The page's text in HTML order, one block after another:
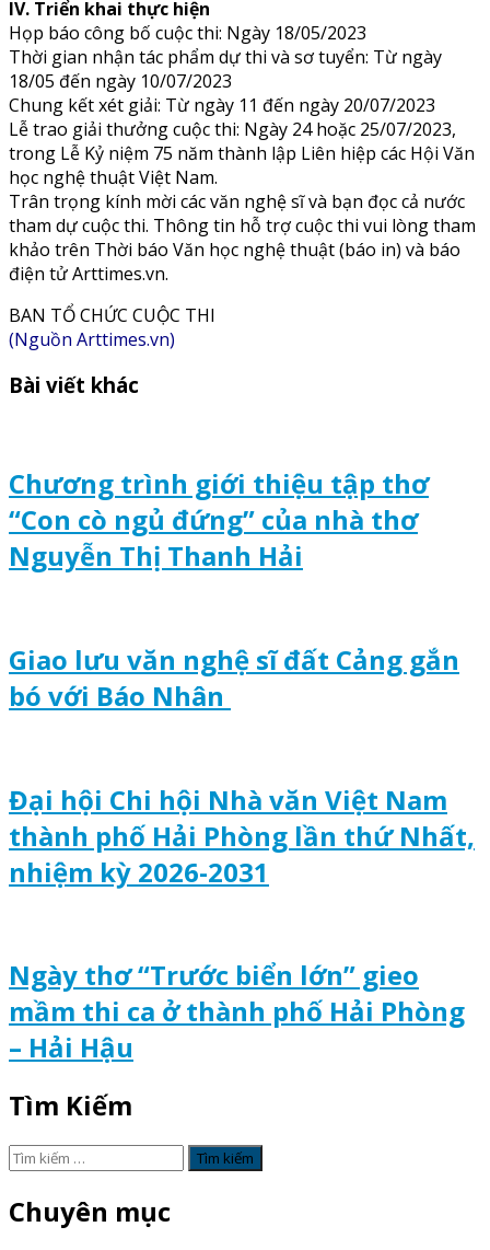
IV. Triển khai thực hiện
Họp báo công bố cuộc thi: Ngày 18/05/2023
Thời gian nhận tác phẩm dự thi và sơ tuyển: Từ ngày
18/05 đến ngày 10/07/2023
Chung kết xét giải: Từ ngày 11 đến ngày 20/07/2023
Lễ trao giải thưởng cuộc thi: Ngày 24 hoặc 25/07/2023,
trong Lễ Kỷ niệm 75 năm thành lập Liên hiệp các Hội Văn
học nghệ thuật Việt Nam.
Trân trọng kính mời các văn nghệ sĩ và bạn đọc cả nước
tham dự cuộc thi. Thông tin hỗ trợ cuộc thi vui lòng tham
khảo trên Thời báo Văn học nghệ thuật (báo in) và báo
điện tử Arttimes.vn.
BAN TỔ CHỨC CUỘC THI
(Nguồn Arttimes.vn)
Bài viết khác
Chương trình giới thiệu tập thơ
“Con cò ngủ đứng” của nhà thơ
Nguyễn Thị Thanh Hải
Giao lưu văn nghệ sĩ đất Cảng gắn
bó với Báo Nhân
Đại hội Chi hội Nhà văn Việt Nam
thành phố Hải Phòng lần thứ Nhất,
nhiệm kỳ 2026-2031
Ngày thơ “Trước biển lớn” gieo
mầm thi ca ở thành phố Hải Phòng
– Hải Hậu
Tìm Kiếm
Tìm
cho:
Chuyên mục